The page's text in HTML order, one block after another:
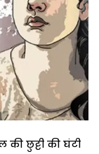
की छुट्टी की घंटी